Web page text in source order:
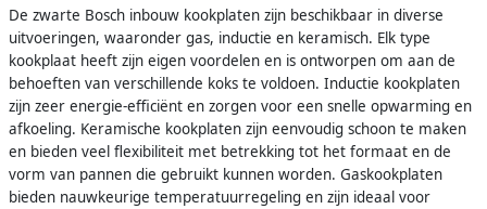
De zwarte Bosch inbouw kookplaten zijn beschikbaar in diverse
uitvoeringen, waaronder gas, inductie en keramisch. Elk type
kookplaat heeft zijn eigen voordelen en is ontworpen om aan de
behoeften van verschillende koks te voldoen. Inductie kookplaten
zijn zeer energie-efficiënt en zorgen voor een snelle opwarming en
afkoeling. Keramische kookplaten zijn eenvoudig schoon te maken
en bieden veel flexibiliteit met betrekking tot het formaat en de
vorm van pannen die gebruikt kunnen worden. Gaskookplaten
bieden nauwkeurige temperatuurregeling en zijn ideaal voor